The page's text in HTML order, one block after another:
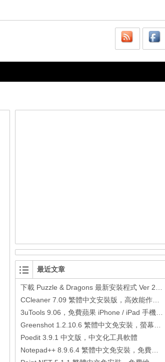
最近文章
Poedit 3.9.1 中文版，中文化工具軟體